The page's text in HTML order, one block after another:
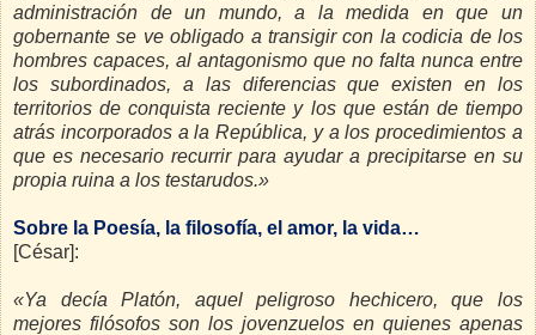
administración de un mundo, a la medida en que un
gobernante se ve obligado a transigir con la codicia de los
hombres capaces, al antagonismo que no falta nunca entre
los subordinados, a las diferencias que existen en los
territorios de conquista reciente y los que están de tiempo
atrás incorporados a la República, y a los procedimientos a
que es necesario recurrir para ayudar a precipitarse en su
propia ruina a los testarudos.»
Sobre la Poesía, la filosofía, el amor, la vida…
[César]:
«Ya decía Platón, aquel peligroso hechicero, que los
mejores filósofos son los jovenzuelos en quienes apenas